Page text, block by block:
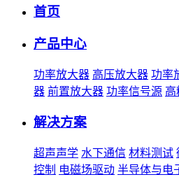
首页
产品中心
功率放大器 高压放大器 功率
器 前置放大器 功率信号源 高
解决方案
超声声学 水下通信 材料测试
控制 电磁场驱动 半导体与电